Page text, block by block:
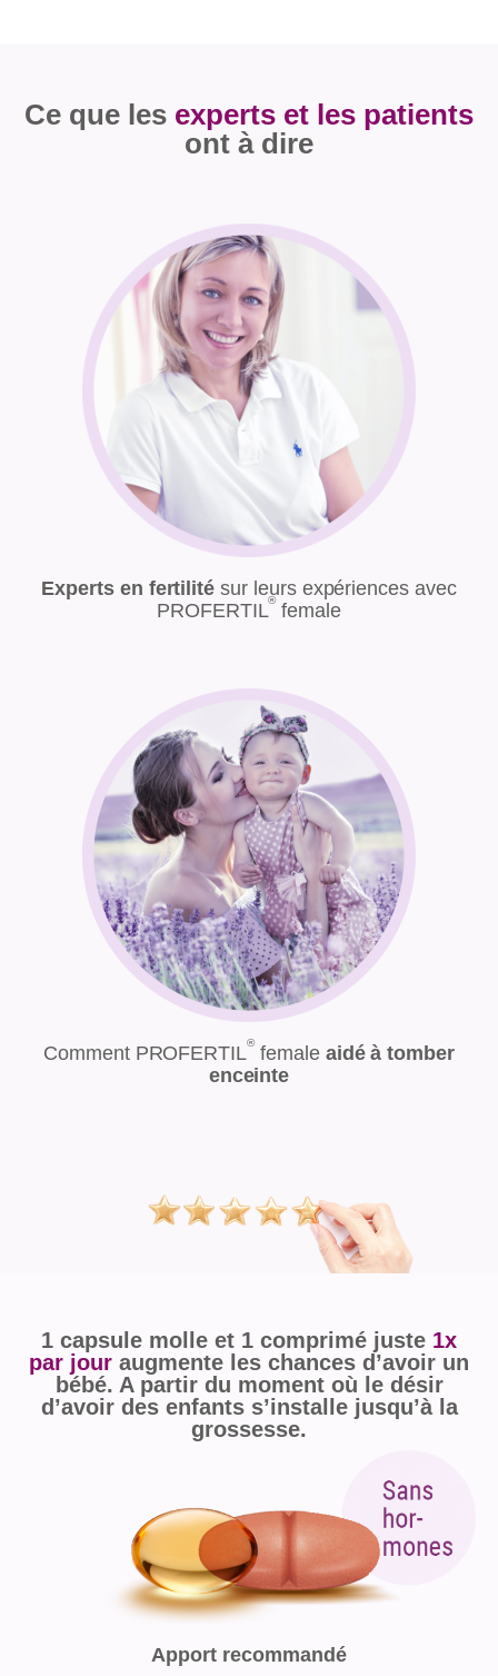
Ce que les experts et les patients
ont à dire
Experts en fertilité sur leurs expériences avec
PROFERTIL® female
Comment PROFERTIL® female aidé à tomber
enceinte
1 capsule molle et 1 comprimé juste 1x
par jour augmente les chances d’avoir un
bébé. A partir du moment où le désir
d’avoir des enfants s’installe jusqu’à la
grossesse.
Apport recommandé